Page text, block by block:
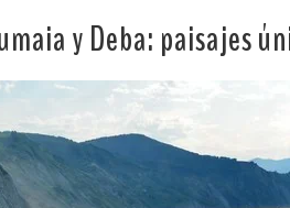
y Deba: paisajes